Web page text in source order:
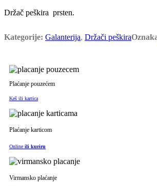
Držač peškira prsten.
Kategorije: Galanterija, Držači peškira
Plaćanje pouzećem
Keš ili kartica
Plaćanje karticom
Online ili kuriru
Virmansko plaćanje